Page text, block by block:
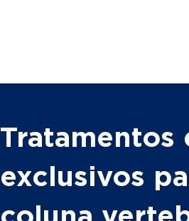
Tratamentos
exclusivos